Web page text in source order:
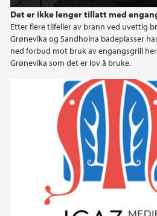
Det er ikke lenger tillatt med
Etter flere tilfeller av brann ved uvettig
Grønevika og Sandholna badeplasser
ned forbud mot bruk av engangsgrill
Grønevika som det er lov å bruke.